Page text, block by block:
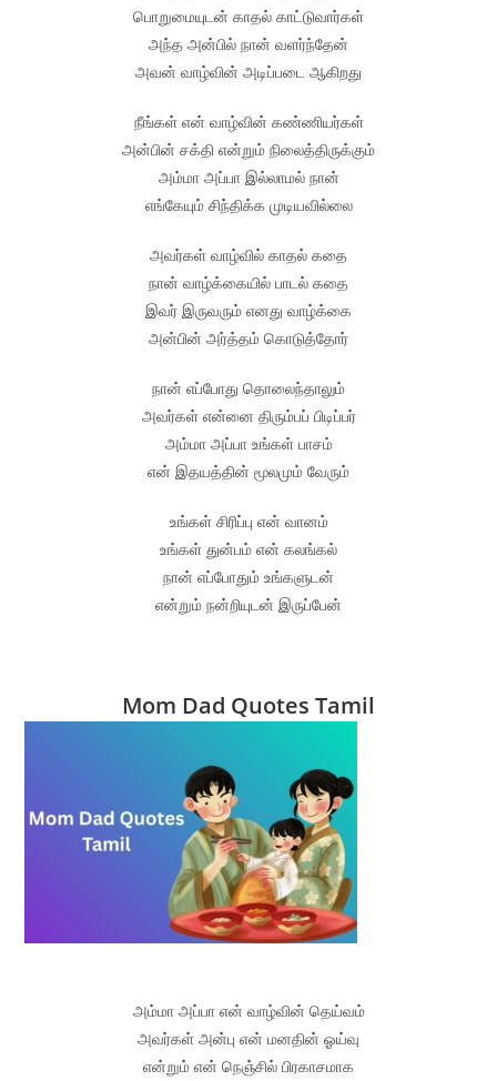
பொறுமையுடன் காதல் காட்டுவார்கள்
அந்த அன்பில் நான் வளர்ந்தேன்
அவன் வாழ்வின் அடிப்படை ஆகிறது
நீங்கள் என் வாழ்வின் கண்ணியர்கள்
அன்பின் சக்தி என்றும் நிலைத்திருக்கும்
அம்மா அப்பா இல்லாமல் நான்
எங்கேயும் சிந்திக்க முடியவில்லை
அவர்கள் வாழ்வில் காதல் கதை
நான் வாழ்க்கையில் பாடல் கதை
இவர் இருவரும் எனது வாழ்க்கை
அன்பின் அர்த்தம் கொடுத்தோர்
நான் எப்போது தொலைந்தாலும்
அவர்கள் என்னை திரும்பப் பிடிப்பர்
அம்மா அப்பா உங்கள் பாசம்
என் இதயத்தின் மூலமும் வேரும்
உங்கள் சிரிப்பு என் வானம்
உங்கள் துன்பம் என் கலங்கல்
நான் எப்போதும் உங்களுடன்
என்றும் நன்றியுடன் இருப்பேன்
Mom Dad Quotes Tamil
அம்மா அப்பா என் வாழ்வின் தெய்வம்
அவர்கள் அன்பு என் மனதின் ஓய்வு
என்றும் என் நெஞ்சில் பிரகாசமாக